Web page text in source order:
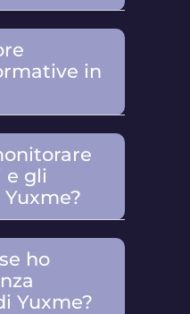
in
e gli
ho
Yuxme?